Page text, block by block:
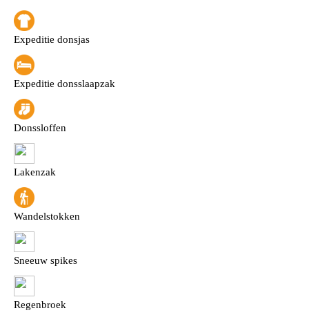
Expeditie donsjas
Expeditie donsslaapzak
Donssloffen
Lakenzak
Wandelstokken
Sneeuw spikes
Regenbroek